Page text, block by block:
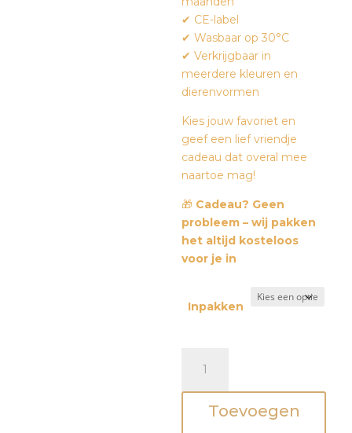
✔ CE-label
✔ Wasbaar op 30°C
✔ Verkrijgbaar in
meerdere kleuren en
dierenvormen
Kies jouw favoriet en
geef een lief vriendje
cadeau dat overal mee
naartoe mag!
🎁 Cadeau? Geen
probleem – wij pakken
het altijd kosteloos
voor je in
Inpakken
rammelaar
-
OtterToevoegen